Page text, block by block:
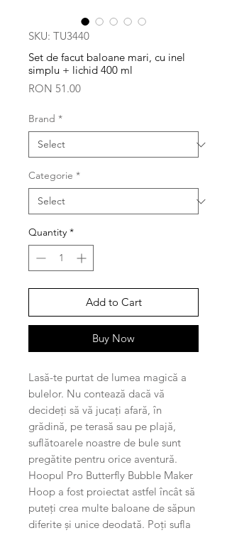
SKU: TU3440
Set de facut baloane mari, cu inel
simplu + lichid 400 ml
RON 51.00Price
Brand *
Categorie *
Quantity *
Add to Cart
Buy Now
Lasă-te purtat de lumea magică a
bulelor. Nu contează dacă vă
decideți să vă jucați afară, în
grădină, pe terasă sau pe plajă,
suflătoarele noastre de bule sunt
pregătite pentru orice aventură.
Hoopul Pro Butterfly Bubble Maker
Hoop a fost proiectat astfel încât să
puteți crea multe baloane de săpun
diferite și unice deodată. Poți sufla